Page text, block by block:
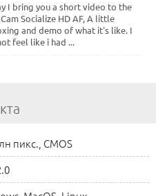
I bring you a short video to the
Socialize HD AF, A little
and demo of what it's like. I
feel like i had ...
пикс., CMOS